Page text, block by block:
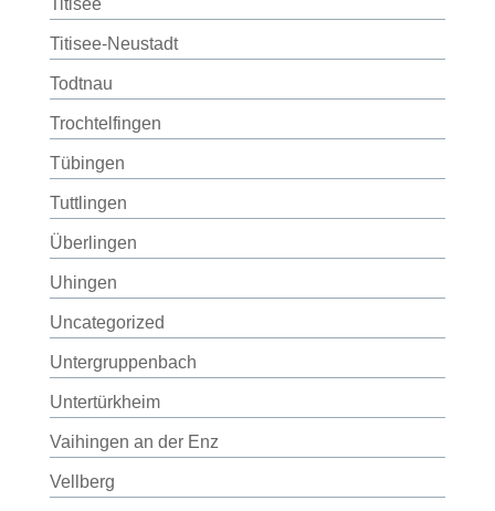
Titisee
Titisee-Neustadt
Todtnau
Trochtelfingen
Tübingen
Tuttlingen
Überlingen
Uhingen
Uncategorized
Untergruppenbach
Untertürkheim
Vaihingen an der Enz
Vellberg